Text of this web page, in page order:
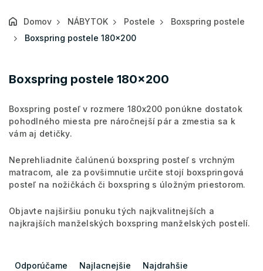
Domov NÁBYTOK Postele
Boxspring postele
Boxspring postele 180x200
Boxspring postele 180x200
Boxspring posteľ v rozmere 180x200 ponúkne dostatok
pohodlného miesta pre náročnejší pár a zmestia sa k
vám aj detičky.
Neprehliadnite čalúnenú boxspring posteľ s vrchným
matracom, ale za povšimnutie určite stojí boxspringová
posteľ na nožičkách či boxspring s úložným priestorom.
Objavte najširšiu ponuku tých najkvalitnejších a
najkrajších manželských boxspring manželských postelí.
Odporúčame Najlacnejšie Najdrahšie